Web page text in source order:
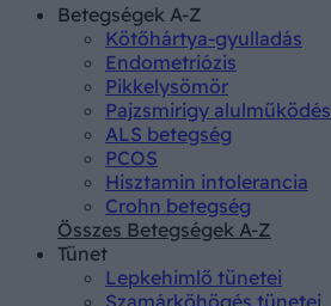
Betegségek A-Z
Kötőhártya-gyulladás
Endometriózis
Pikkelysömör
Pajzsmirigy alulműködés
ALS betegség
PCOS
Hisztamin intolerancia
Crohn betegség
Összes Betegségek A-Z
Tünet
Lepkehimlő tünetei
Szamárköhögés tünetei